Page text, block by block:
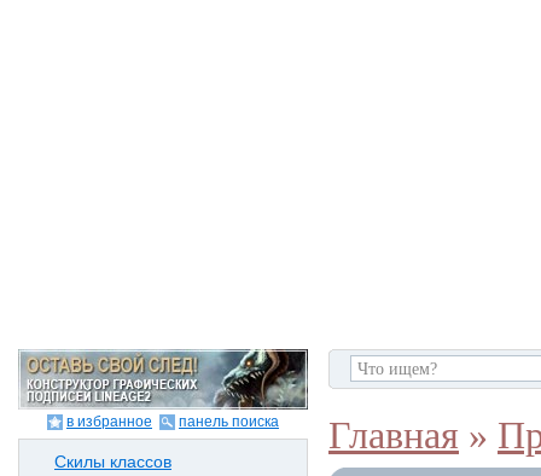
в избранное панель поиска
Скилы классов
Главная »